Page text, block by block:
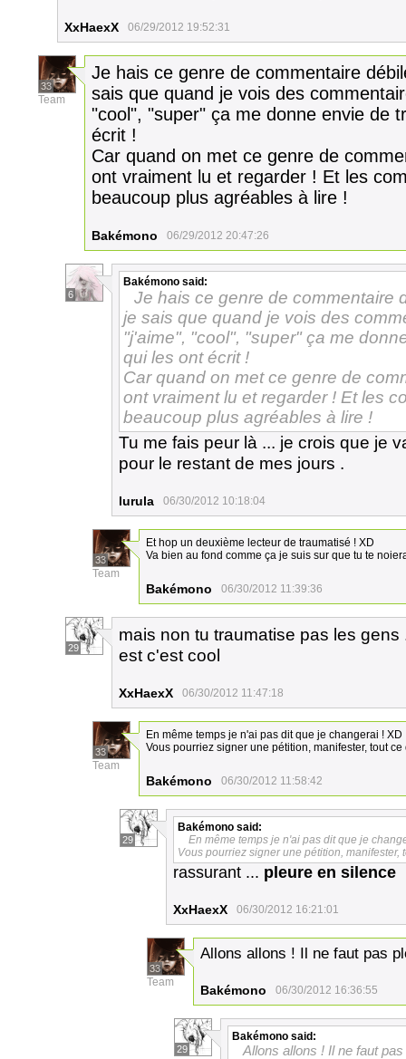
XxHaexX 06/29/2012 19:52:31
33
Team
Je hais ce genre de commentaire
sais que quand je vois des
"cool", "super" ça me donne envie de
écrit !
Car quand on met ce genre de
ont vraiment lu et regarder ! Et les
beaucoup plus agréables à lire !
Bakémono 06/29/2012 20:47:26
6
Bakémono said:
Je hais ce genre de commentaire
je sais que quand je vois des
"j'aime", "cool", "super" ça me
qui les ont écrit !
Car quand on met ce genre de
ont vraiment lu et regarder ! Et les
beaucoup plus agréables à lire !
Tu me fais peur là ... je crois que je
pour le restant de mes jours .
lurula 06/30/2012 10:18:04
33
Team
Et hop un deuxième lecteur de traumatisé ! XD
Va bien au fond comme ça je suis sur que tu te
Bakémono 06/30/2012 11:39:36
29
mais non tu traumatise pas les
est c'est cool
XxHaexX 06/30/2012 11:47:18
33
Team
En même temps je n'ai pas dit que je changerai ! XD
Vous pourriez signer une pétition, manifester, tout
Bakémono 06/30/2012 11:58:42
29
Bakémono said:
En même temps je n'ai pas dit que je
Vous pourriez signer une pétition,
rassurant ... pleure en silence
XxHaexX 06/30/2012 16:21:01
33
Team
Allons allons ! Il ne faut pas
Bakémono 06/30/2012 16:36:55
29
Bakémono said:
Allons allons ! Il ne faut